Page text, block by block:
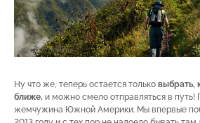
Ну что же, теперь остается только выбрать,
ближе, и можно смело отправляться в
жемчужина Южной Америки. Мы впервые